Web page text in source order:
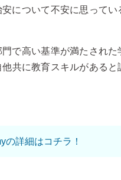
について不安に思ってい
で高い基準が満たされた
共に教育スキルがあると
詳細はコチラ！